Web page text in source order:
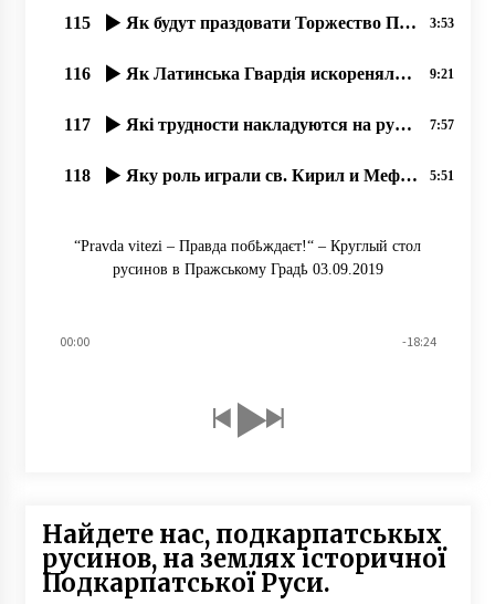
115 Як будут праздовати Торжество Православія в Ужгородҍ؟ 3:53
116 Як Латинська Гвардія искореняла в славян Кирилицю. 9:21
117 Які трудности накладуются на русинôв в час Великого Поста؟ 7:57
118 Яку роль играли св. Кирил и Мефодій в созданіи кирилиці؟ 5:51
“Pravda vitezі – Правда побҍждаєт!“ – Круглый стол
русинов в Пражському Градҍ 03.09.2019
00:00 -18:24
Найдете нас, подкарпатськых
русинов, на землях історичної
Подкарпатської Руси.